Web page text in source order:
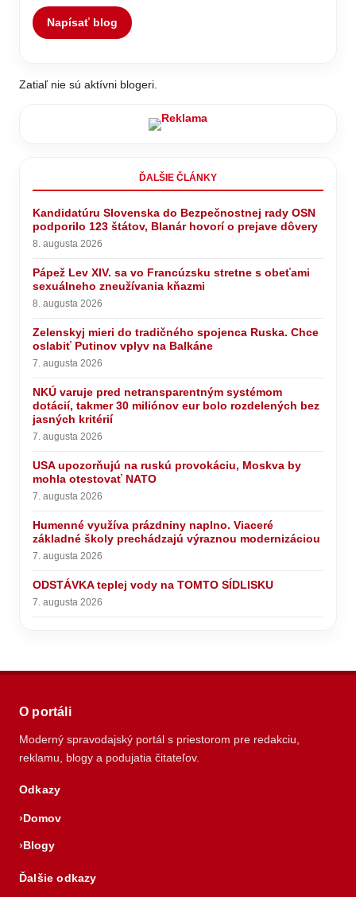
Napísať blog
Zatiaľ nie sú aktívni blogeri.
ĎALŠIE ČLÁNKY
Kandidatúru Slovenska do Bezpečnostnej rady OSN
podporilo 123 štátov, Blanár hovorí o prejave dôvery
8. augusta 2026
Pápež Lev XIV. sa vo Francúzsku stretne s obeťami
sexuálneho zneužívania kňazmi
8. augusta 2026
Zelenskyj mieri do tradičného spojenca Ruska. Chce
oslabiť Putinov vplyv na Balkáne
7. augusta 2026
NKÚ varuje pred netransparentným systémom
dotácií, takmer 30 miliónov eur bolo rozdelených bez
jasných kritérií
7. augusta 2026
USA upozorňujú na ruskú provokáciu, Moskva by
mohla otestovať NATO
7. augusta 2026
Humenné využíva prázdniny naplno. Viaceré
základné školy prechádzajú výraznou modernizáciou
7. augusta 2026
ODSTÁVKA teplej vody na TOMTO SÍDLISKU
7. augusta 2026
O portáli
Moderný spravodajský portál s priestorom pre redakciu,
reklamu, blogy a podujatia čitateľov.
Odkazy
Domov
Blogy
Ďalšie odkazy